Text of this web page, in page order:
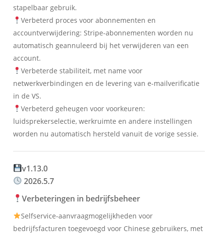
stapelbaar gebruik.
Verbeterd proces voor abonnementen en
accountverwijdering: Stripe-abonnementen worden nu
automatisch geannuleerd bij het verwijderen van een
account.
Verbeterde stabiliteit, met name voor
netwerkverbindingen en de levering van e-mailverificatie
in de VS.
Verbeterd geheugen voor voorkeuren:
luidsprekerselectie, werkruimte en andere instellingen
worden nu automatisch hersteld vanuit de vorige sessie.
v1.13.0
2026.5.7
Verbeteringen in bedrijfsbeheer
Selfservice-aanvraagmogelijkheden voor
bedrijfsfacturen toegevoegd voor Chinese gebruikers, met